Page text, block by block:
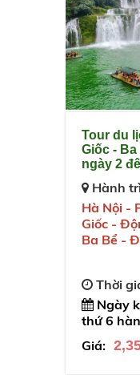
Tour du
Giốc -
ngày 2
Hành
Hà Nội -
Giốc -
Ba Bể -
Thời
Ngày
thứ 6
Giá: